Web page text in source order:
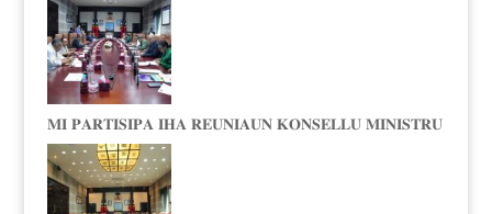
𝐌𝐈 𝐏𝐀𝐑𝐓𝐈𝐒𝐈𝐏𝐀 𝐈𝐇𝐀 𝐑𝐄𝐔𝐍𝐈𝐀𝐔𝐍 𝐊𝐎𝐍𝐒𝐄𝐋𝐋𝐔 𝐌𝐈𝐍𝐈𝐒𝐓𝐑𝐔